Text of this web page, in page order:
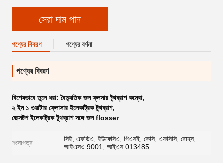
সেরা দাম পান
পণ্যের বিবরণ পণ্যের বর্ণনা
পণ্যের বিবরণ
বিশেষভাবে তুলে ধরা:বৈদ্যুতিক জল ফ্লসার টুথব্রাশ কম্বো,
২ ইন ১ ওয়াটার ফ্লোসার ইলেকট্রিক টুথব্রাশ,
ডেক্সটপ ইলেকট্রিক টুথব্রাশ সঙ্গে জল flosser
শংসাপত্র:
সিই, এফডিএ, ইউকেসিএ, পিএসই, কেসি, এফসিসি, রোহস,
আইএসও 9001, আইএস 013485